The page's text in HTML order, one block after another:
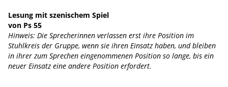
Lesung mit szenischem Spiel
von Ps 55
Hinweis: Die Sprecherinnen verlassen erst ihre Position im
Stuhlkreis der Gruppe, wenn sie ihren Einsatz haben, und bleiben
in ihrer zum Sprechen eingenommenen Position so lange, bis ein
neuer Einsatz eine andere Position erfordert.